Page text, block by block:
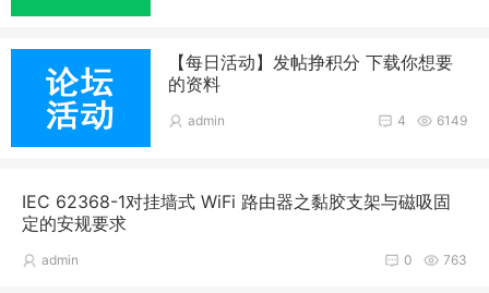
【每日活动】发帖挣积分 下载你想要
的资料
6149
4
admin
IEC 62368-1对挂墙式 WiFi 路由器之黏胶支架与磁吸固
定的安规要求
763
0
admin